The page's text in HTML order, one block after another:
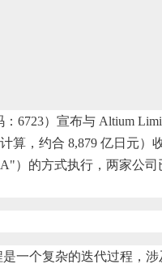
6723）宣布与 Altium
算，约合 8,879 亿日元
）的方式执行，两家公
一个复杂的迭代过程，